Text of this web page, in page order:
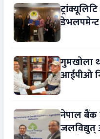
गुमखोला
आईपीओ
नेपाल बैंक
जलविद्युत्